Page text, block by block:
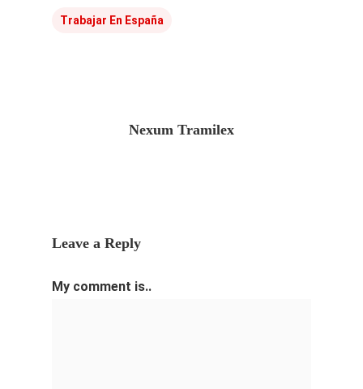
Trabajar En España
Nexum Tramilex
Leave a Reply
My comment is..